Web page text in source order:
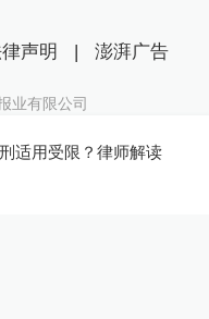
适用受限？律师解读
声明 | 澎湃广告
业有限公司
备14003370号
31120170006
号